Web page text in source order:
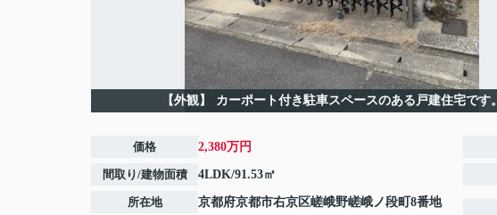
【外観】 カーポート付き駐車スペースのある戸建住宅です。
価格 2,380万円
間取り/建物面積 4LDK/91.53㎡
所在地 京都府京都市右京区嵯峨野嵯峨ノ段町 8番地